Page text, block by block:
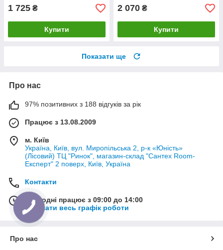
1 725 ₴
Купити
2 070 ₴
Купити
Показати ще
Про нас
97% позитивних з 188 відгуків за рік
Працює з 13.08.2009
м. Київ
Україна, Київ, вул. Миропільська 2, р-к «Юність»
(Лісовий) ТЦ "Ринок", магазин-склад "Сантех Room-
Експерт" 2 поверх, Київ, Україна
Контакти
Сьогодні працює з 09:00 до 14:00
Показати весь графік роботи
Про нас